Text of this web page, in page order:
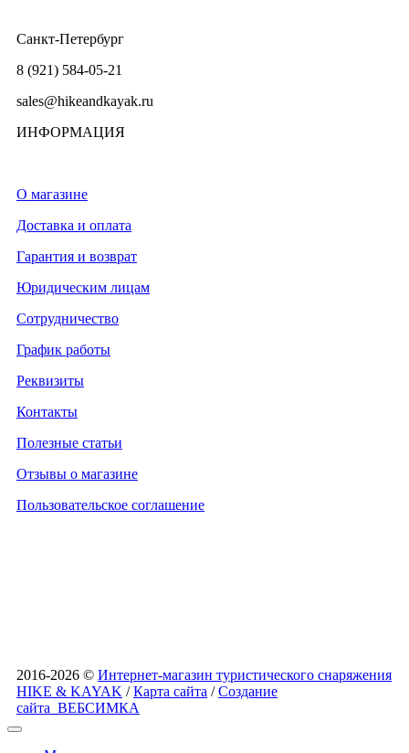
Санкт-Петербург
8 (921) 584-05-21
sales@hikeandkayak.ru
ИНФОРМАЦИЯ
О магазине
Доставка и оплата
Гарантия и возврат
Юридическим лицам
Сотрудничество
График работы
Реквизиты
Контакты
Полезные статьи
Отзывы о магазине
Пользовательское соглашение
2016-2026 © Интернет-магазин туристического снаряжения
HIKE & KAYAK /Карта сайта /Создание
сайта ВЕБСИМКА